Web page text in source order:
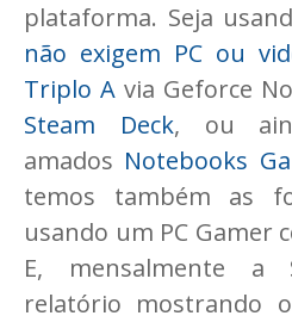
plataforma. Seja
não exigem PC ou
Triplo A via Geforce
Steam Deck, ou
amados Notebooks
temos também as
usando um PC Gamer
E, mensalmente a
relatório mostrando